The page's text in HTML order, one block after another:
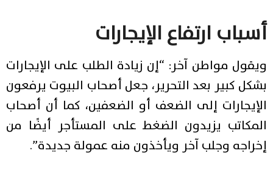
أسباب ارتفاع الإيجارات
ويقول مواطن آخر: “إن زيادة الطلب على الإيجارات
بشكل كبير بعد التحرير، جعل أصحاب البيوت يرفعون
الإيجارات إلى الضعف أو الضعفين، كما أن أصحاب
المكاتب يزيدون الضغط على المستأجر أيضًا من
إخراجه وجلب آخر ويأخذون منه عمولة جديدة”.